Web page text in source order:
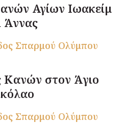
Αγίων Ιωακείμ
Άννας
Σπαρμού Ολύμπου
Κανών στον Άγιο
Σπαρμού Ολύμπου